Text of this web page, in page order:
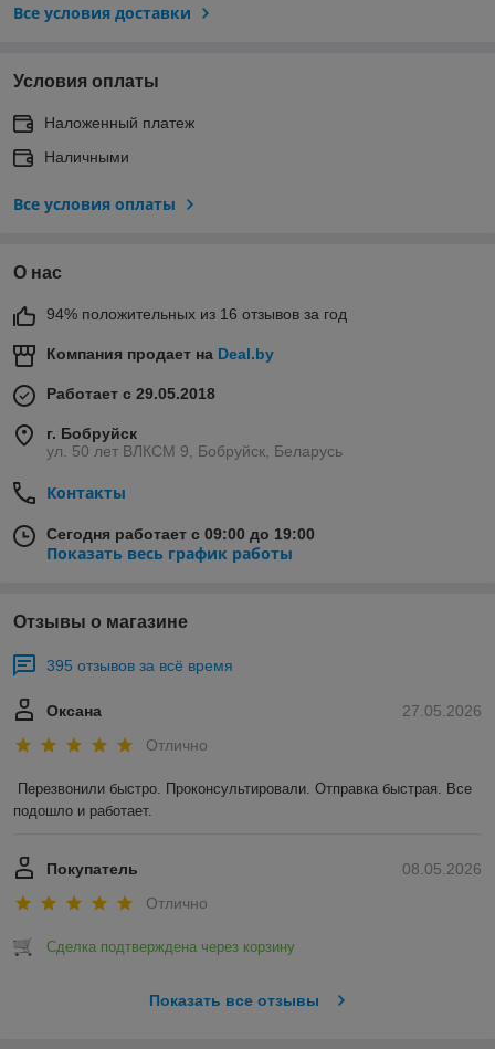
Все условия доставки
Условия оплаты
Наложенный платеж
Наличными
Все условия оплаты
О нас
94% положительных из 16 отзывов за год
Компания продает на Deal.by
Работает с 29.05.2018
г. Бобруйск
ул. 50 лет ВЛКСМ 9, Бобруйск, Беларусь
Контакты
Сегодня работает с 09:00 до 19:00
Показать весь график работы
Отзывы о магазине
395 отзывов за всё время
27.05.2026
Оксана
Отлично
Перезвонили быстро. Проконсультировали. Отправка быстрая. Все
подошло и работает.
08.05.2026
Покупатель
Отлично
Сделка подтверждена через корзину
Показать все отзывы